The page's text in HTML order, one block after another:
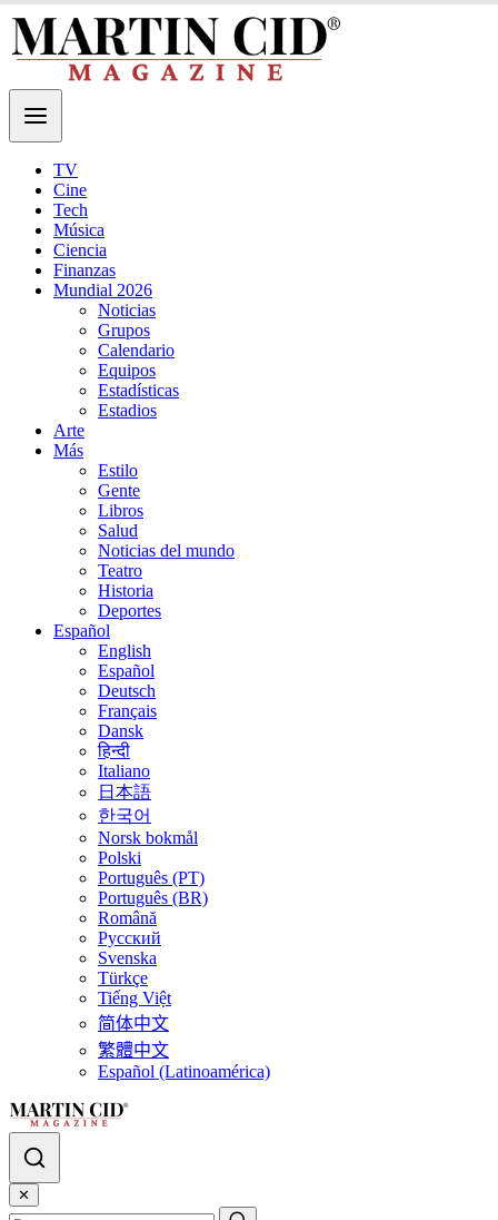
TV
Cine
Tech
Música
Ciencia
Finanzas
Mundial 2026
Noticias
Grupos
Calendario
Equipos
Estadísticas
Estadios
Arte
Más
Estilo
Gente
Libros
Salud
Noticias del mundo
Teatro
Historia
Deportes
Español
English
Español
Deutsch
Français
Dansk
हिन्दी
Italiano
日本語
한국어
Norsk bokmål
Polski
Português (PT)
Português (BR)
Română
Русский
Svenska
Türkçe
Tiếng Việt
简体中文
繁體中文
Español (Latinoamérica)
✕